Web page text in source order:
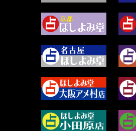
白丸モカ (180)
水浅葱 旬時 (150)
阿佐霧 峰麿 (37)
源 彩乃 (65)
美月マーシャ (212)
芽百マミム (741)
真巳華 - Mamika - (268)
プラタ 真寿 (165)
2024年2月 (40)
2024年1月 (63)
2023年12月 (86)
2023年11月 (67)
2023年10月 (36)
2023年9月 (37)
2023年8月 (46)
2023年7月 (59)
2023年6月 (73)